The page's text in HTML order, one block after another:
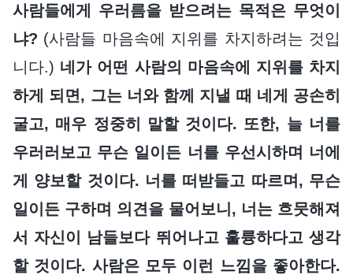
사람들에게 우러름을 받으려는 목적은 무엇이
냐? (사람들 마음속에 지위를 차지하려는 것입
니다.) 네가 어떤 사람의 마음속에 지위를 차지
하게 되면, 그는 너와 함께 지낼 때 네게 공손히
굴고, 매우 정중히 말할 것이다. 또한, 늘 너를
우러러보고 무슨 일이든 너를 우선시하며 너에
게 양보할 것이다. 너를 떠받들고 따르며, 무슨
일이든 구하며 의견을 물어보니, 너는 흐뭇해져
서 자신이 남들보다 뛰어나고 훌륭하다고 생각
할 것이다. 사람은 모두 이런 느낌을 좋아한다.